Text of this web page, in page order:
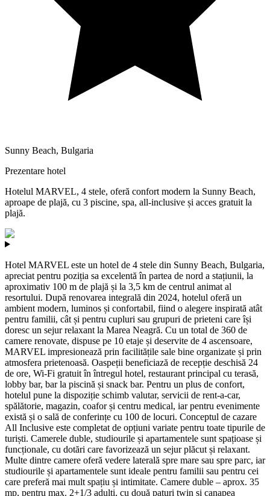
Sunny Beach, Bulgaria
Prezentare hotel
Hotelul MARVEL, 4 stele, oferă confort modern la Sunny Beach,
aproape de plajă, cu 3 piscine, spa, all-inclusive și acces gratuit la
plajă.
Hotel MARVEL este un hotel de 4 stele din Sunny Beach, Bulgaria,
apreciat pentru poziția sa excelentă în partea de nord a stațiunii, la
aproximativ 100 m de plajă și la 3,5 km de centrul animat al
resortului. După renovarea integrală din 2024, hotelul oferă un
ambient modern, luminos și confortabil, fiind o alegere inspirată atât
pentru familii, cât și pentru cupluri sau grupuri de prieteni care își
doresc un sejur relaxant la Marea Neagră. Cu un total de 360 de
camere renovate, dispuse pe 10 etaje și deservite de 4 ascensoare,
MARVEL impresionează prin facilitățile sale bine organizate și prin
atmosfera prietenoasă. Oaspeții beneficiază de recepție deschisă 24
de ore, Wi-Fi gratuit în întregul hotel, restaurant principal cu terasă,
lobby bar, bar la piscină și snack bar. Pentru un plus de confort,
hotelul pune la dispoziție schimb valutar, servicii de rent-a-car,
spălătorie, magazin, coafor și centru medical, iar pentru evenimente
există și o sală de conferințe cu 100 de locuri. Conceptul de cazare
All Inclusive este completat de opțiuni variate pentru toate tipurile de
turiști. Camerele duble, studiourile și apartamentele sunt spațioase și
funcționale, cu dotări care favorizează un sejur plăcut și relaxant.
Multe dintre camere oferă vedere laterală spre mare sau spre parc, iar
studiourile și apartamentele sunt ideale pentru familii sau pentru cei
care preferă mai mult spațiu și intimitate. Camere duble – aprox. 35
mp, pentru max. 2+1/3 adulți, cu două paturi twin și canapea